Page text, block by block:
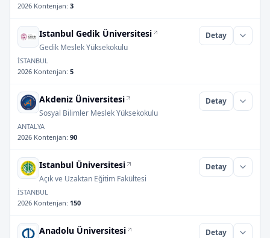
2026 Kontenjan: 3
Istanbul Gedik Üniversitesi
Gedik Meslek Yüksekokulu
Detay
İSTANBUL
2026 Kontenjan: 5
Akdeniz Üniversitesi
Sosyal Bilimler Meslek Yüksekokulu
Detay
ANTALYA
2026 Kontenjan: 90
Istanbul Üniversitesi
Açık ve Uzaktan Eğitim Fakültesi
Detay
İSTANBUL
2026 Kontenjan: 150
Anadolu Üniversitesi Detay